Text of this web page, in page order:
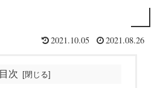
2021.10.05 2021.08.26
目次